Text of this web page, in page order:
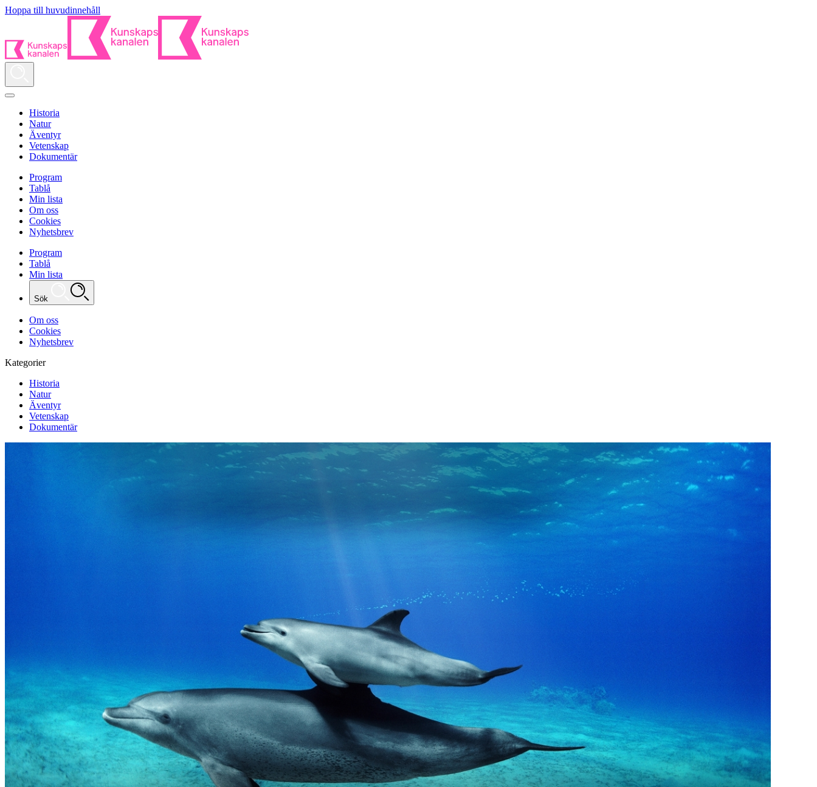
Hoppa till huvudinnehåll
Historia
Natur
Äventyr
Vetenskap
Dokumentär
Program
Tablå
Min lista
Om oss
Cookies
Nyhetsbrev
Program
Tablå
Min lista
Sök
Om oss
Cookies
Nyhetsbrev
Kategorier
Historia
Natur
Äventyr
Vetenskap
Dokumentär